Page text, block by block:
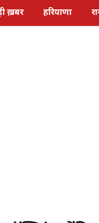
ख़बर हरियाणा